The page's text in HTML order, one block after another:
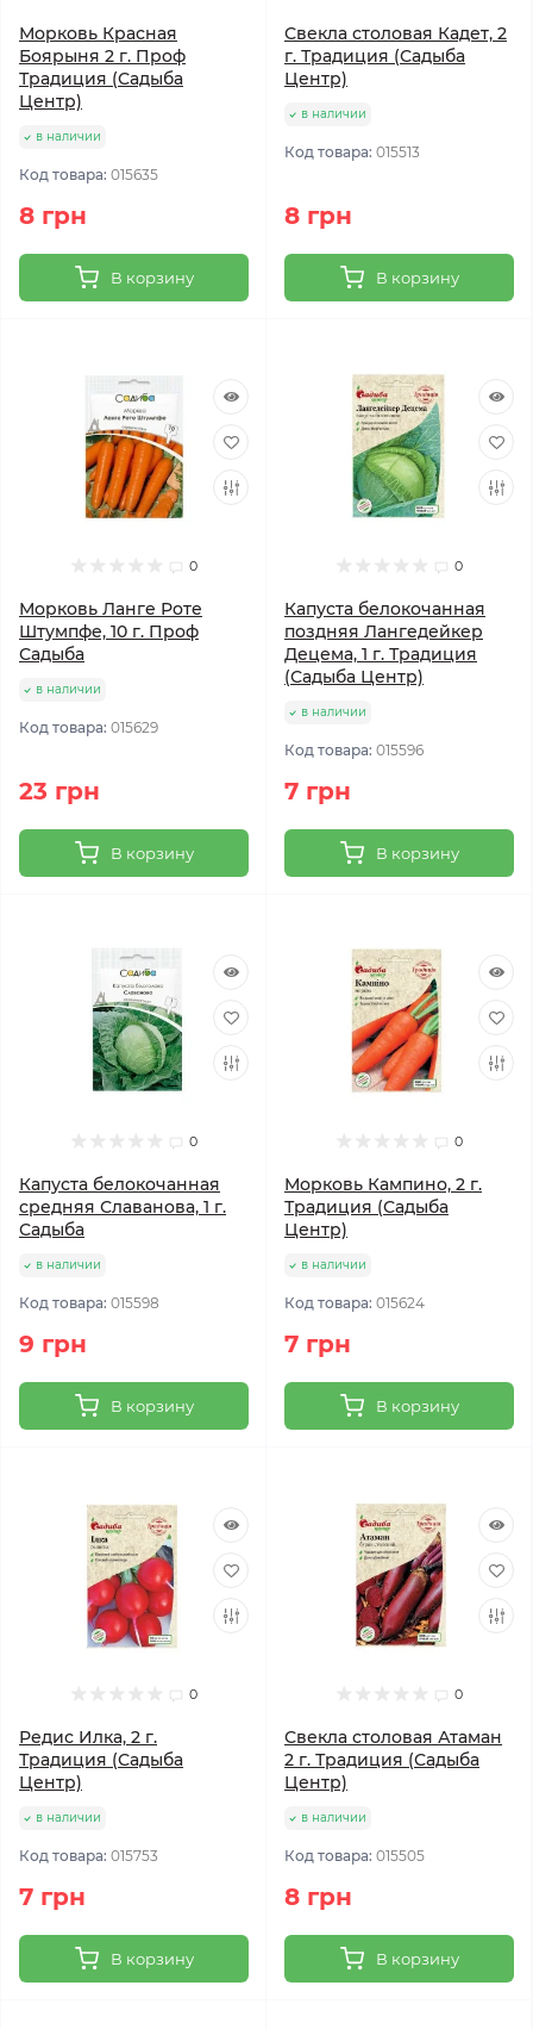
Морковь Красная
Боярыня 2 г. Проф
Традиция (Садыба
Центр)
в наличии
Код товара: 015635
8 грн
В корзину
Свекла столовая Кадет, 2
г. Традиция (Садыба
Центр)
в наличии
Код товара: 015513
8 грн
В корзину
0
Морковь Ланге Роте
Штумпфе, 10 г. Проф
Садыба
в наличии
Код товара: 015629
23 грн
В корзину
0
Капуста белокочанная
поздняя Лангедейкер
Децема, 1 г. Традиция
(Садыба Центр)
в наличии
Код товара: 015596
7 грн
В корзину
0
Капуста белокочанная
средняя Славанова, 1 г.
Садыба
в наличии
Код товара: 015598
9 грн
В корзину
0
Морковь Кампино, 2 г.
Традиция (Садыба
Центр)
в наличии
Код товара: 015624
7 грн
В корзину
0
Редис Илка, 2 г.
Традиция (Садыба
Центр)
в наличии
Код товара: 015753
7 грн
В корзину
0
Свекла столовая Атаман
2 г. Традиция (Садыба
Центр)
в наличии
Код товара: 015505
8 грн
В корзину